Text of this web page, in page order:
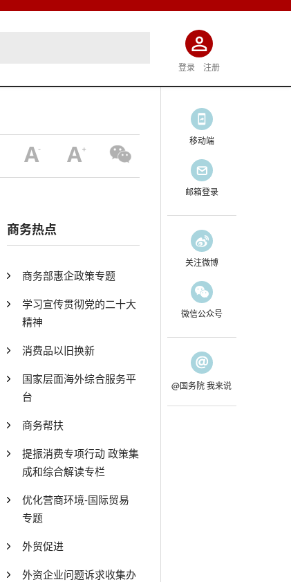
登录 注册
商务热点
商务部惠企政策专题
学习宣传贯彻党的二十大
精神
消费品以旧换新
国家层面海外综合服务平
台
商务帮扶
提振消费专项行动 政策集
成和综合解读专栏
优化营商环境-国际贸易
专题
外贸促进
外资企业问题诉求收集办
移动端
邮箱登录
关注微博
微信公众号
@国务院 我来说